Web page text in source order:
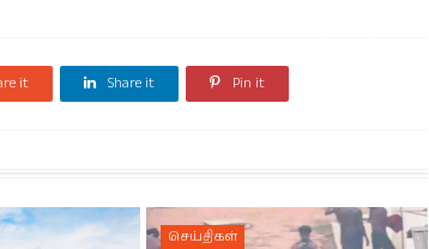
it Share it Pin it
செய்திகள்